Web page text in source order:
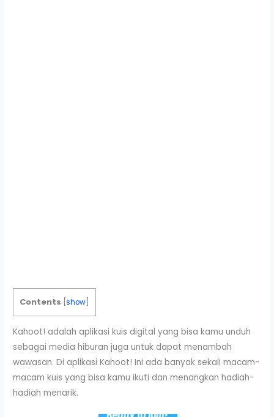
Contents [show
Kahoot! adalah aplikasi kuis digital yang bisa kamu unduh
sebagai media hiburan juga untuk dapat menambah
wawasan. Di aplikasi Kahoot! Ini ada banyak sekali macam-
macam kuis yang bisa kamu ikuti dan menangkan hadiah-
hadiah menarik.